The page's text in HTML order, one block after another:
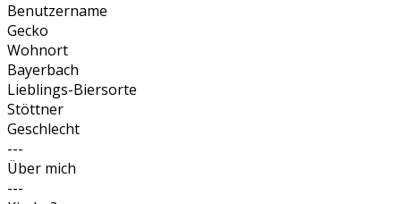
Benutzername
Gecko
Wohnort
Bayerbach
Lieblings-Biersorte
Stöttner
Geschlecht
---
Über mich
---